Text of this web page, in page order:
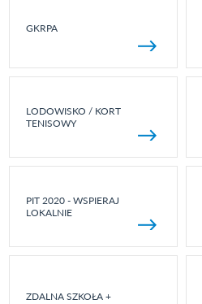
GKRPA
LODOWISKO / KORT
TENISOWY
PIT 2020 - WSPIERAJ
LOKALNIE
ZDALNA SZKOŁA +